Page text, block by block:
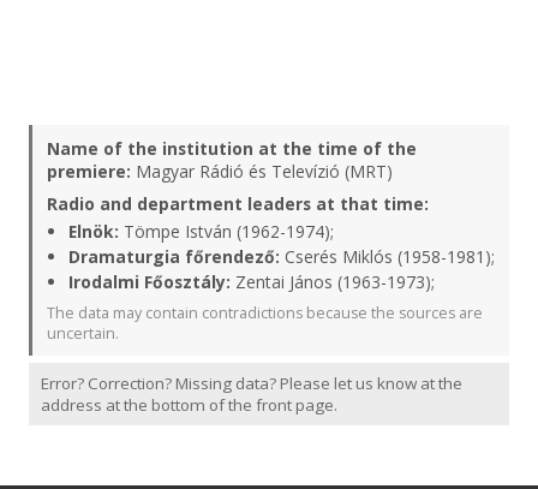
Name of the institution at the time of the
premiere: Magyar Rádió és Televízió (MRT)
Radio and department leaders at that time:
Elnök: Tömpe István (1962-1974);
Dramaturgia főrendező: Cserés Miklós (1958-1981);
Irodalmi Főosztály: Zentai János (1963-1973);
The data may contain contradictions because the sources are
uncertain.
Error? Correction? Missing data? Please let us know at the
address at the bottom of the front page.